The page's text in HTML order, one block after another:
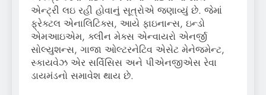
એન્ટ્રી લઇ રહી હોવાનું સૂત્રોએ જણાવ્યું છે. જેમાં
ફ્રેક્ટલ એનાલિટિક્સ, આયે ફાઇનાન્સ, ઇન્ડો
એમઆઇએમ, ક્લીન મેક્સ એન્વાયરો એનર્જી
સોલ્યુશન્સ, ગાજા ઓલ્ટરનેટિવ એસેટ મેનેજમેન્ટ,
સ્કાયવેઝ એર સર્વિસિસ અને પીએનજીએસ રેવા
ડાયમંડનો સમાવેશ થાય છે.